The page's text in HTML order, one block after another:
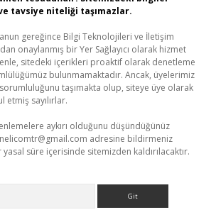
tavsiye niteliği taşımazlar.
gereğince Bilgi Teknolojileri ve İletişim
onaylanmış bir Yer Sağlayıcı olarak hizmet
sitedeki içerikleri proaktif olarak denetleme
bulunmamaktadır. Ancak, üyelerimiz
taşımakta olup, siteye üye olarak
etmiş sayılırlar.
aykırı olduğunu düşündüğünüz
adresine bildirmeniz
süre içerisinde sitemizden kaldırılacaktır.